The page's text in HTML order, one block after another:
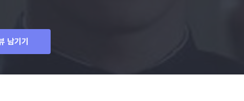
남기기